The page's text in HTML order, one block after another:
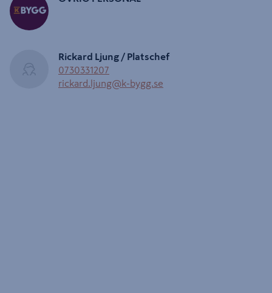
Rickard Ljung / Platschef
0730331207
rickard.ljung@k-bygg.se